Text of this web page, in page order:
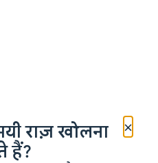
×
राज़ खोलना
हैं?